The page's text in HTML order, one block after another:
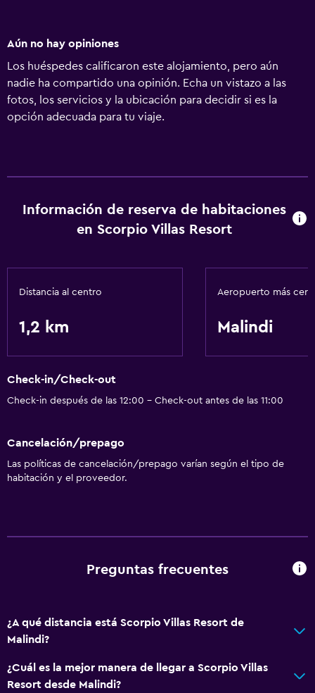
Aún no hay opiniones
Los huéspedes calificaron este alojamiento, pero aún
nadie ha compartido una opinión. Echa un vistazo a las
fotos, los servicios y la ubicación para decidir si es la
opción adecuada para tu viaje.
Información de reserva de habitaciones
en Scorpio Villas Resort
Distancia al centro
1,2 km
Aeropuerto más
Malindi
Check-in/Check-out
Check-in después de las 12:00 - Check-out antes de las 11:00
Cancelación/prepago
Las políticas de cancelación/prepago varían según el tipo de
habitación y el proveedor.
Preguntas frecuentes
¿A qué distancia está Scorpio Villas Resort de
Malindi?
¿Cuál es la mejor manera de llegar a Scorpio Villas
Resort desde Malindi?